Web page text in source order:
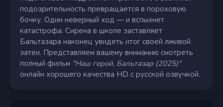
подозрительность превращается в пороховую
бочку. Один неверный ход — и вспыхнет
катастрофа. Сирена в школе заставляет
Бальтазара наконец увидеть итог своей лживой
затеи. Представляем вашему вниманию смотреть
полный фильм "Наш герой, Бальтазар (2025)"
онлайн хорошего качества HD с русской озвучкой.